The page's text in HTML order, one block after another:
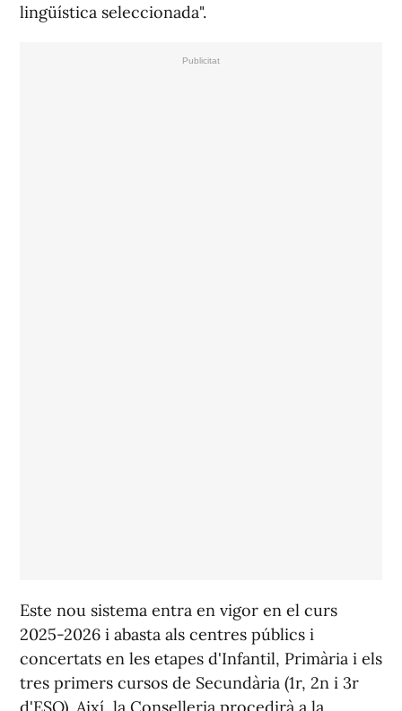
lingüística seleccionada".
Este nou sistema entra en vigor en el curs
2025-2026 i abasta als centres públics i
concertats en les etapes d'Infantil, Primària i els
tres primers cursos de Secundària (1r, 2n i 3r